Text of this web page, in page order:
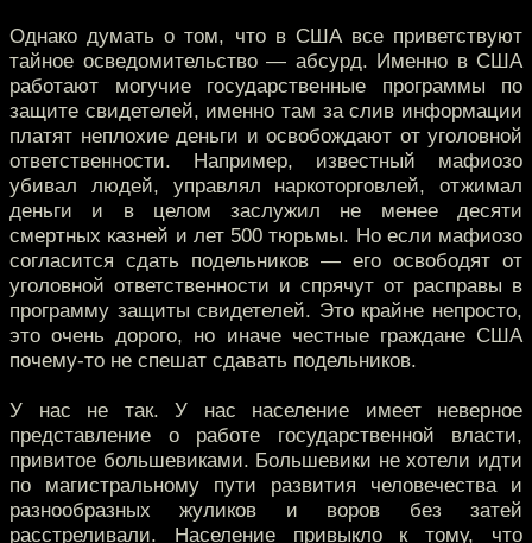
Однако думать о том, что в США все приветствуют
тайное осведомительство — абсурд. Именно в США
работают могучие государственные программы по
защите свидетелей, именно там за слив информации
платят неплохие деньги и освобождают от уголовной
ответственности. Например, известный мафиозо
убивал людей, управлял наркоторговлей, отжимал
деньги и в целом заслужил не менее десяти
смертных казней и лет 500 тюрьмы. Но если мафиозо
согласится сдать подельников — его освободят от
уголовной ответственности и спрячут от расправы в
программу защиты свидетелей. Это крайне непросто,
это очень дорого, но иначе честные граждане США
почему-то не спешат сдавать подельников.
У нас не так. У нас население имеет неверное
представление о работе государственной власти,
привитое большевиками. Большевики не хотели идти
по магистральному пути развития человечества и
разнообразных жуликов и воров без затей
расстреливали. Население привыкло к тому, что